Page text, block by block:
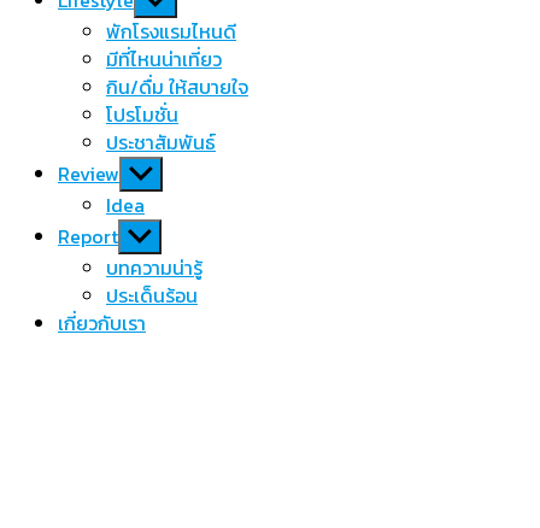
sub
menu
พักโรงแรมไหนดี
มีที่ไหนน่าเที่ยว
กิน/ดื่ม ให้สบายใจ
โปรโมชั่น
ประชาสัมพันธ์
Review Show
sub
menu
Idea
Report Show
sub
menu
บทความน่ารู้
ประเด็นร้อน
เกี่ยวกับเรา